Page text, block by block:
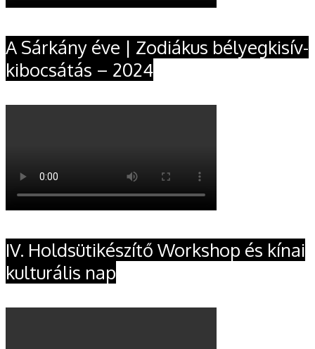
A Sárkány éve | Zodiákus bélyegkisív-
kibocsátás – 2024
IV. Holdsütikészítő Workshop és kínai
kulturális nap